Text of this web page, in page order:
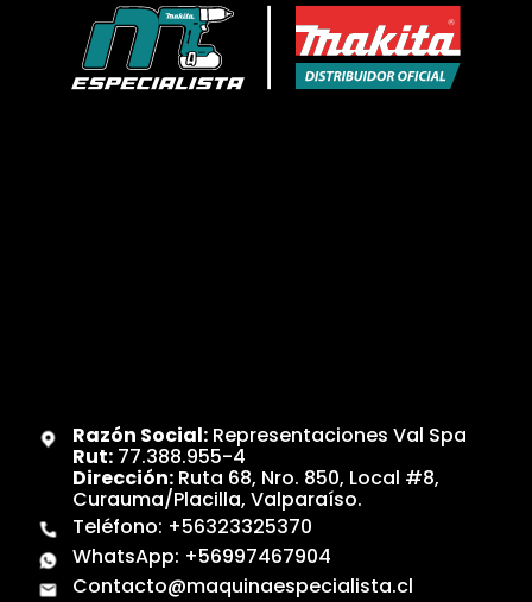
Razón Social:Representaciones Val Spa
Rut:77.388.955-4
Dirección:Ruta 68, Nro. 850, Local #8,
Curauma/Placilla, Valparaíso.
Teléfono: +56323325370
WhatsApp: +56997467904
Contacto@maquinaespecialista.cl